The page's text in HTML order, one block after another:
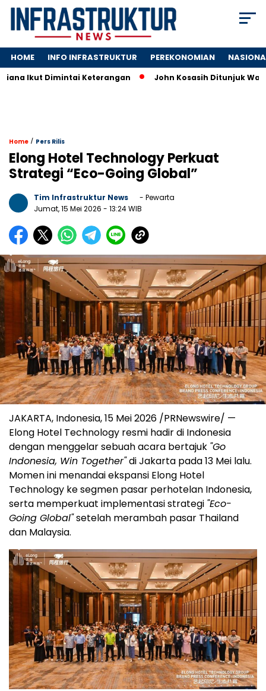
HOME INFO INFRASTRUKTUR PEREKONOMIAN
Ikut Dimintai Keterangan John Kosasih Ditunjuk Wakil
Home / Pers Rilis
Elong Hotel Technology Perkuat
Strategi “Eco-Going Global”
Tim Infrastruktur News
- Pewarta
Jumat, 15 Mei 2026 - 13:24 WIB
JAKARTA, Indonesia, 15 Mei 2026 /PRNewswire/ —
Elong Hotel Technology resmi hadir di Indonesia
dengan menggelar sebuah acara bertajuk "Go
Indonesia, Win Together"di Jakarta pada 13 Mei lalu.
Momen ini menandai ekspansi Elong Hotel
Technology ke segmen pasar perhotelan Indonesia,
serta memperkuat implementasi strategi "Eco-
Going Global"setelah merambah pasar Thailand
dan Malaysia.